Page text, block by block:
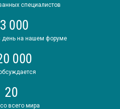
специалистов
000
день на нашем форуме
000
20
всего мира